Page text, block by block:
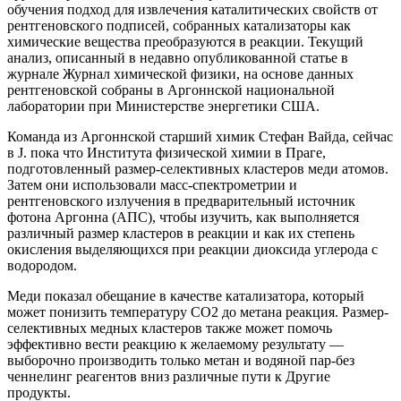
обучения подход для извлечения каталитических свойств от
рентгеновского подписей, собранных катализаторы как
химические вещества преобразуются в реакции. Текущий
анализ, описанный в недавно опубликованной статье в
журнале Журнал химической физики, на основе данных
рентгеновской собраны в Аргоннской национальной
лаборатории при Министерстве энергетики США.
Команда из Аргоннской старший химик Стефан Вайда, сейчас
в J. пока что Института физической химии в Праге,
подготовленный размер-селективных кластеров меди атомов.
Затем они использовали масс-спектрометрии и
рентгеновского излучения в предварительный источник
фотона Аргонна (АПС), чтобы изучить, как выполняется
различный размер кластеров в реакции и как их степень
окисления выделяющихся при реакции диоксида углерода с
водородом.
Меди показал обещание в качестве катализатора, который
может понизить температуру СО2 до метана реакция. Размер-
селективных медных кластеров также может помочь
эффективно вести реакцию к желаемому результату —
выборочно производить только метан и водяной пар-без
ченнелинг реагентов вниз различные пути к Другие
продукты.